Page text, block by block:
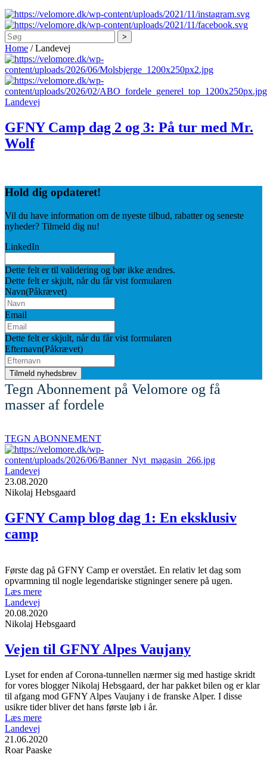
Søg
Home /Landevej
Landevej
GFNY Camp dag 2 og 3: På tur med Mr.
Wolf
Hold dig opdateret!
Vil du have information om de nyeste tilbud, rabatter og seneste
nyheder? Tilmeld dig nu!
LinkedIn
Dette felt er til validering og bør ikke ændres.
Dette felt er skjult, når du får vist formularen
Navn(Påkrævet)
Email
Dette felt er skjult, når du får vist formularen
Efternavn(Påkrævet)
Tegn Abonnement på Velomore og få
masser af fordele
TEGN ABONNEMENT
Landevej
23.08.2020
Nikolaj Hebsgaard
GFNY Camp blog dag 1: En eksklusiv
camp
Første dag på GFNY Camp er overstået. En relativ let dag som
opvarmning til nogle legendariske stigninger senere på ugen.
Læs mere
Landevej
20.08.2020
Nikolaj Hebsgaard
Vejen til GFNY Alpes Vaujany
Lyset for enden af Corona-tunnellen nærmer sig med hastige skridt
for vores blogger Nikolaj Hebsgaard, der har pakket bilen og er klar
til afgang mod GFNY Alpes Vaujany i de franske Alper. I disse
usikre tider bliver det hans første løb i år.
Læs mere
Landevej
21.06.2020
Roar Paaske